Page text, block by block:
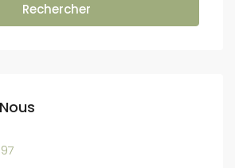
Rechercher